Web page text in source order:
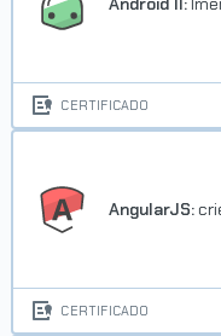
CERTIFICADO
AngularJS:
CERTIFICADO